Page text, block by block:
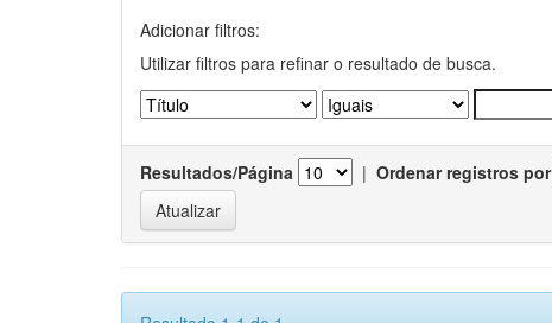
Adicionar filtros:
Utilizar filtros para refinar o resultado de busca.
Resultados/Página | Ordenar registros por